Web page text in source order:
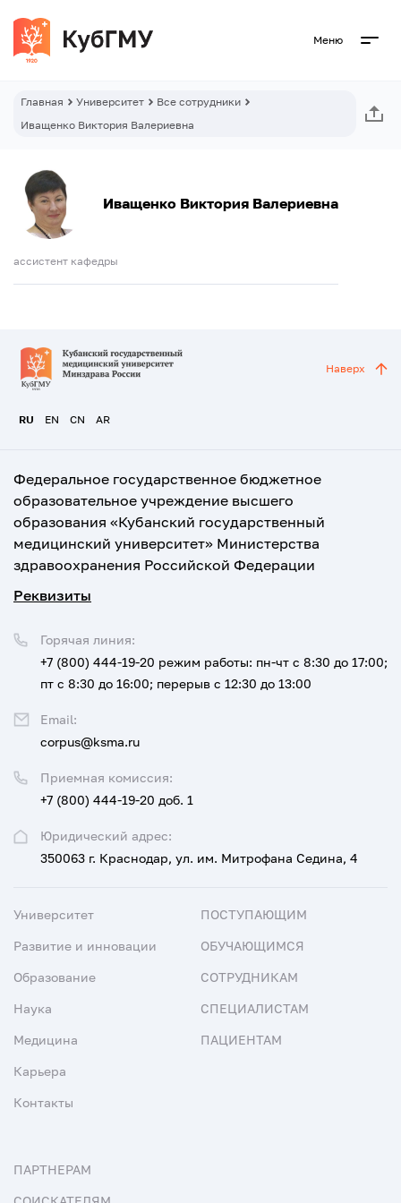
Меню
Главная Университет
Все сотрудники
Иващенко Виктория Валериевна
Иващенко Виктория Валериевна
ассистент кафедры
RU EN CN AR
Наверх
Федеральное государственное бюджетное
образовательное учреждение высшего
образования «Кубанский государственный
медицинский университет» Министерства
здравоохранения Российской Федерации
Реквизиты
Юридический адрес:
350063 г. Краснодар, ул. им. Митрофана Седина, 4
Приемная комиссия:
+7 (800) 444-19-20 доб. 1
Горячая линия:
+7 (800) 444-19-20 режим работы: пн-чт с 8:30 до 17:00;
пт с 8:30 до 16:00; перерыв с 12:30 до 13:00
Email:
corpus@ksma.ru
Университет
Развитие и инновации
Образование
Наука
Медицина
Карьера
Контакты
ПОСТУПАЮЩИМ
ОБУЧАЮЩИМСЯ
СОТРУДНИКАМ
СПЕЦИАЛИСТАМ
ПАЦИЕНТАМ
ПАРТНЕРАМ